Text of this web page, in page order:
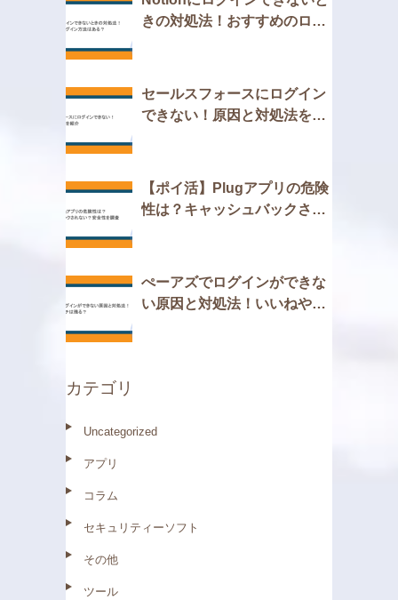
きの対処法！おすすめのログ
セールスフォースにログイン
できない！原因と対処法を紹
【ポイ活】Plugアプリの危険
性は？キャッシュバックされ
ぺーアズでログインができな
い原因と対処法！いいねやマ
カテゴリ
Uncategorized
アプリ
コラム
セキュリティーソフト
その他
ツール